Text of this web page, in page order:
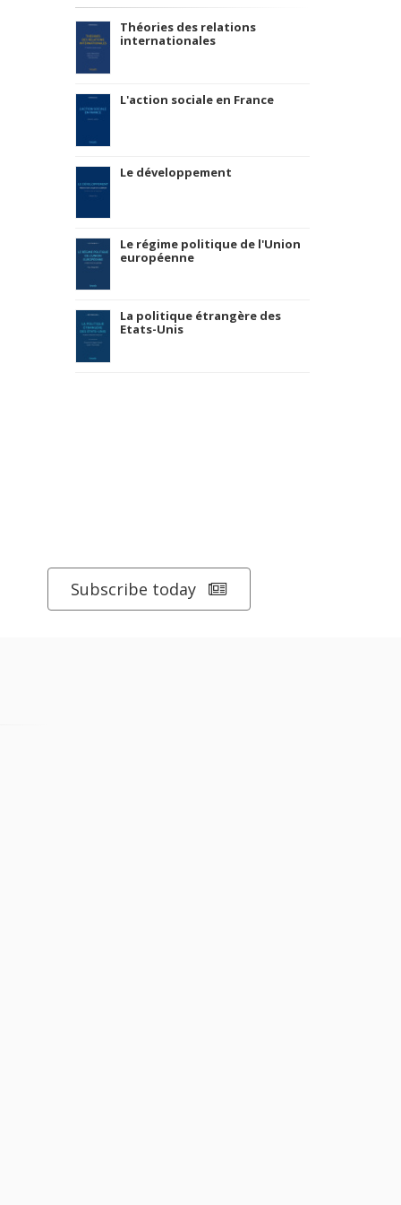
Alpes
Théories des relations
internationales
L'action sociale en France
Le développement
Le régime politique de l'Union
européenne
La politique étrangère des
Etats-Unis
Subscribe today